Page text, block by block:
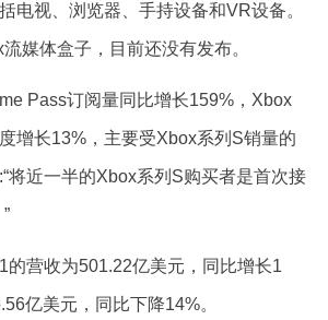
电视、浏览器、手持设备和VR设备。
媒体盒子，目前还没有发布。
Pass订阅量同比增长159%，Xbox
增长13%，主要受Xbox系列S销量的
将近一半的Xbox系列S购买者是首次接
的营收为501.22亿美元，同比增长1
亿美元，同比下降14%。